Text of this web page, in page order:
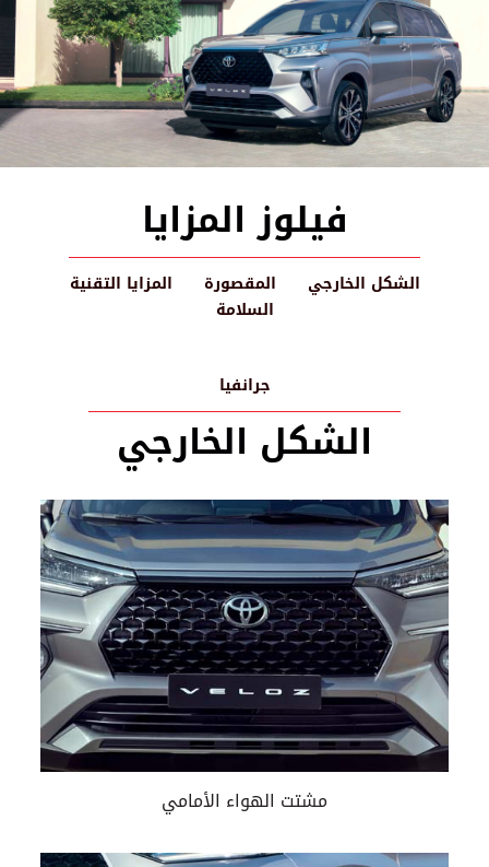
فيلوز المزايا
الشكل الخارجي المقصورة
المزايا التقنية
السلامة
جرانفيا
الشكل الخارجي
مشتت الهواء الأمامي